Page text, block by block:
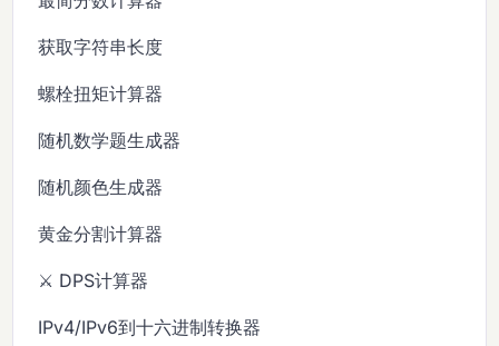
获取字符串长度
螺栓扭矩计算器
随机数学题生成器
随机颜色生成器
黄金分割计算器
⚔️ DPS计算器
IPv4/IPv6到十六进制转换器